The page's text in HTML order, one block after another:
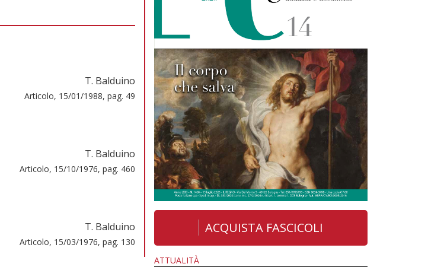
T. Balduino
Articolo, 15/01/1988, pag. 49
T. Balduino
Articolo, 15/10/1976, pag. 460
T. Balduino
Articolo, 15/03/1976, pag. 130
ACQUISTA FASCICOLI
ATTUALITÀ